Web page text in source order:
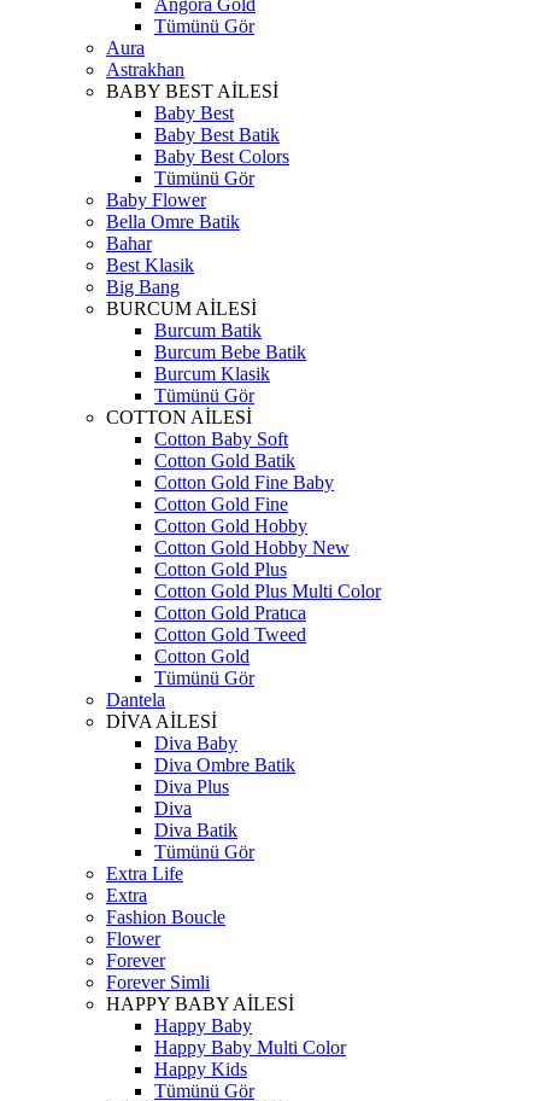
Angora Gold
Tümünü Gör
Aura
Astrakhan
BABY BEST AİLESİ
Baby Best
Baby Best Batik
Baby Best Colors
Tümünü Gör
Baby Flower
Bella Omre Batik
Bahar
Best Klasik
Big Bang
BURCUM AİLESİ
Burcum Batik
Burcum Bebe Batik
Burcum Klasik
Tümünü Gör
COTTON AİLESİ
Cotton Baby Soft
Cotton Gold Batik
Cotton Gold Fine Baby
Cotton Gold Fine
Cotton Gold Hobby
Cotton Gold Hobby New
Cotton Gold Plus
Cotton Gold Plus Multi Color
Cotton Gold Pratıca
Cotton Gold Tweed
Cotton Gold
Tümünü Gör
Dantela
DİVA AİLESİ
Diva Baby
Diva Ombre Batik
Diva Plus
Diva
Diva Batik
Tümünü Gör
Extra Life
Extra
Fashion Boucle
Flower
Forever
Forever Simli
HAPPY BABY AİLESİ
Happy Baby
Happy Baby Multi Color
Happy Kids
Tümünü Gör